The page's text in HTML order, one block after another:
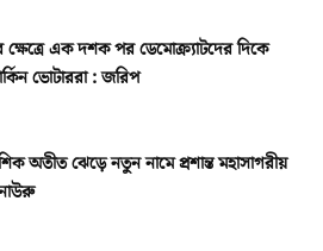
ক্ষেত্রে এক দশক পর ডেমোক্র্যাটদের দিকে
ভোটাররা : জরিপ
অতীত ঝেড়ে নতুন নামে প্রশান্ত মহাসাগরীয়